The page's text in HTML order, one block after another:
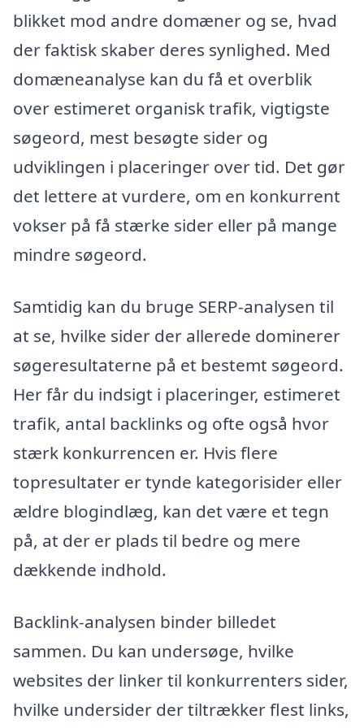
blikket mod andre domæner og se, hvad
der faktisk skaber deres synlighed. Med
domæneanalyse kan du få et overblik
over estimeret organisk trafik, vigtigste
søgeord, mest besøgte sider og
udviklingen i placeringer over tid. Det gør
det lettere at vurdere, om en konkurrent
vokser på få stærke sider eller på mange
mindre søgeord.
Samtidig kan du bruge SERP-analysen til
at se, hvilke sider der allerede dominerer
søgeresultaterne på et bestemt søgeord.
Her får du indsigt i placeringer, estimeret
trafik, antal backlinks og ofte også hvor
stærk konkurrencen er. Hvis flere
topresultater er tynde kategorisider eller
ældre blogindlæg, kan det være et tegn
på, at der er plads til bedre og mere
dækkende indhold.
Backlink-analysen binder billedet
sammen. Du kan undersøge, hvilke
websites der linker til konkurrenters sider,
hvilke undersider der tiltrækker flest links,